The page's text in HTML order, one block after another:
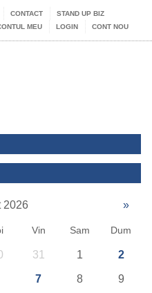
CONTACT
STAND UP BIZ
MEU
LOGIN CONT NOU
2026 »
Vin Sam Dum
31 1 2
7 8 9